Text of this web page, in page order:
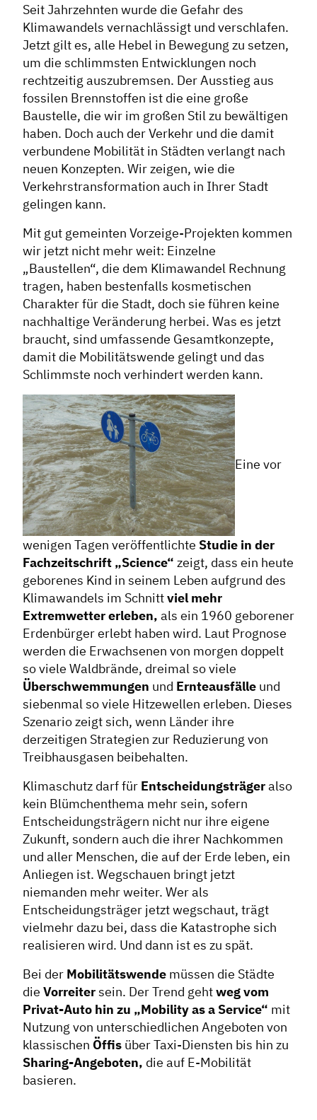
Seit Jahrzehnten wurde die Gefahr des
Klimawandels vernachlässigt und verschlafen.
Jetzt gilt es, alle Hebel in Bewegung zu setzen,
um die schlimmsten Entwicklungen noch
rechtzeitig auszubremsen. Der Ausstieg aus
fossilen Brennstoffen ist die eine große
Baustelle, die wir im großen Stil zu bewältigen
haben. Doch auch der Verkehr und die damit
verbundene Mobilität in Städten verlangt nach
neuen Konzepten. Wir zeigen, wie die
Verkehrstransformation auch in Ihrer Stadt
gelingen kann.
Mit gut gemeinten Vorzeige-Projekten kommen
wir jetzt nicht mehr weit: Einzelne
„Baustellen“, die dem Klimawandel Rechnung
tragen, haben bestenfalls kosmetischen
Charakter für die Stadt, doch sie führen keine
nachhaltige Veränderung herbei. Was es jetzt
braucht, sind umfassende Gesamtkonzepte,
damit die Mobilitätswende gelingt und das
Schlimmste noch verhindert werden kann.
Eine vor
wenigen Tagen veröffentlichte Studie in der
Fachzeitschrift „Science“ zeigt, dass ein heute
geborenes Kind in seinem Leben aufgrund des
Klimawandels im Schnittviel mehr
Extremwetter erleben, als ein 1960 geborener
Erdenbürger erlebt haben wird. Laut Prognose
werden die Erwachsenen von morgen doppelt
so viele Waldbrände, dreimal so viele
Überschwemmungen und Ernteausfälle und
siebenmal so viele Hitzewellen erleben. Dieses
Szenario zeigt sich, wenn Länder ihre
derzeitigen Strategien zur Reduzierung von
Treibhausgasen beibehalten.
Klimaschutz darf für Entscheidungsträgeralso
kein Blümchenthema mehr sein, sofern
Entscheidungsträgern nicht nur ihre eigene
Zukunft, sondern auch die ihrer Nachkommen
und aller Menschen, die auf der Erde leben, ein
Anliegen ist. Wegschauen bringt jetzt
niemanden mehr weiter. Wer als
Entscheidungsträger jetzt wegschaut, trägt
vielmehr dazu bei, dass die Katastrophe sich
realisieren wird. Und dann ist es zu spät.
Bei der Mobilitätswende müssen die Städte
die Vorreitersein. Der Trend gehtweg vom
Privat-Auto hin zu „Mobility as a Service“ mit
Nutzung von unterschiedlichen Angeboten von
klassischen Öffis über Taxi-Diensten bis hin zu
Sharing-Angeboten, die auf E-Mobilität
basieren.